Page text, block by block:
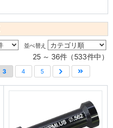
並べ替え
25 ～ 36件（533件中）
3 4 5